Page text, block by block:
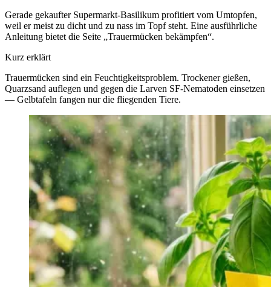
Gerade gekaufter Supermarkt-Basilikum profitiert vom Umtopfen,
weil er meist zu dicht und zu nass im Topf steht. Eine ausführliche
Anleitung bietet die Seite „Trauermücken bekämpfen“.
Kurz erklärt
Trauermücken sind ein Feuchtigkeitsproblem. Trockener gießen,
Quarzsand auflegen und gegen die Larven SF-Nematoden einsetzen
— Gelbtafeln fangen nur die fliegenden Tiere.